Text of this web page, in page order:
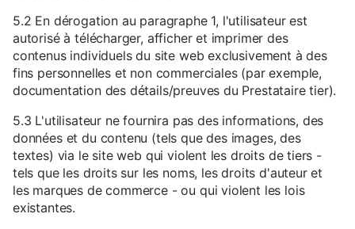
5.2 En dérogation au paragraphe 1, l'utilisateur est
autorisé à télécharger, afficher et imprimer des
contenus individuels du site web exclusivement à des
fins personnelles et non commerciales (par exemple,
documentation des détails/preuves du Prestataire tier).
5.3 L'utilisateur ne fournira pas des informations, des
données et du contenu (tels que des images, des
textes) via le site web qui violent les droits de tiers -
tels que les droits sur les noms, les droits d'auteur et
les marques de commerce - ou qui violent les lois
existantes.